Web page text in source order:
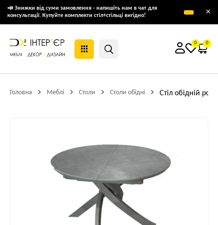
📣 Знижки від суми замовлення - напишіть нам в чат для
консультації. Купуйте комплекти стіл+стільці вигідно!
×
0 0
Головна Меблі Столи Столи обідні Стіл обідній